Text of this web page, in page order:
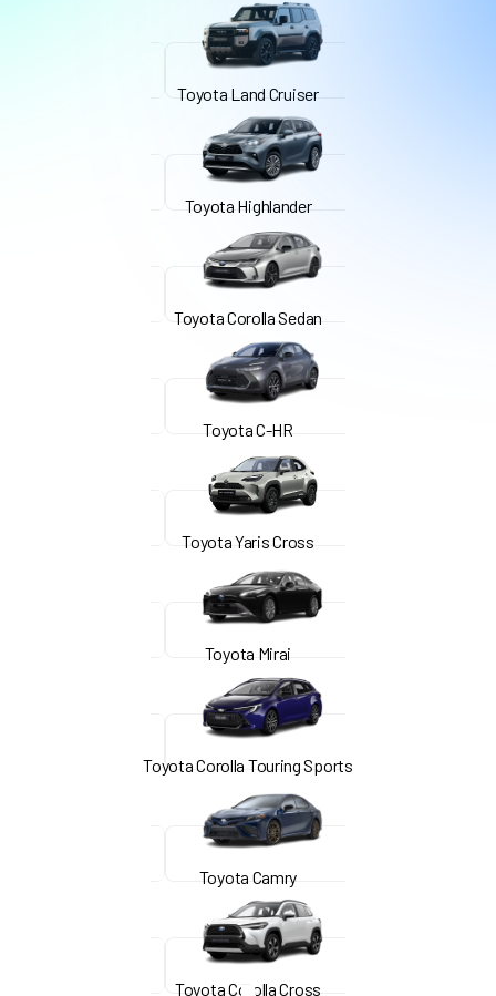
Toyota Land Cruiser
Toyota Highlander
Toyota Corolla Sedan
Toyota C-HR
Toyota Yaris Cross
Toyota Mirai
Toyota Corolla Touring Sports
Toyota Camry
Toyota Corolla Cross